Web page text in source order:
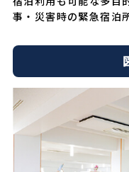
事・災害時の緊急宿泊